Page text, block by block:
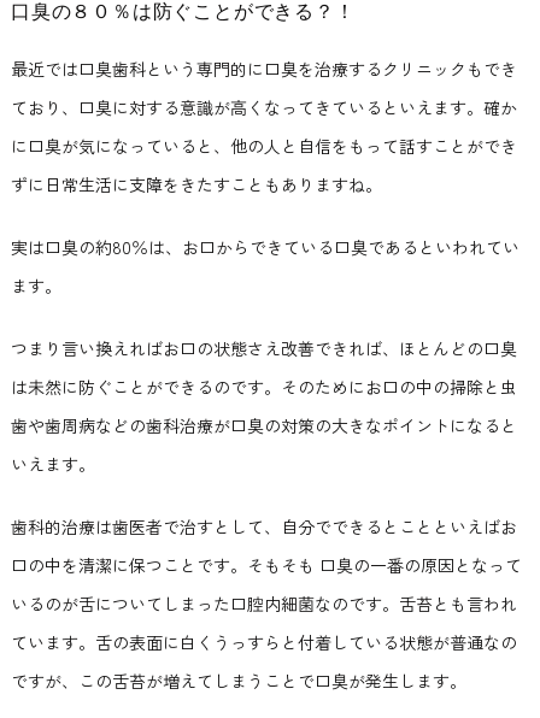
口臭の８０％は防ぐことができる？！
最近では口臭歯科という専門的に口臭を治療するクリニックもでき
ており、口臭に対する意識が高くなってきているといえます。確か
に口臭が気になっていると、他の人と自信をもって話すことができ
ずに日常生活に支障をきたすこともありますね。
実は口臭の約80％は、お口からできている口臭であるといわれてい
ます。
つまり言い換えればお口の状態さえ改善できれば、ほとんどの口臭
は未然に防ぐことができるのです。そのためにお口の中の掃除と虫
歯や歯周病などの歯科治療が口臭の対策の大きなポイントになると
いえます。
歯科的治療は歯医者で治すとして、自分でできるとことといえばお
口の中を清潔に保つことです。そもそも 口臭の一番の原因となって
いるのが舌についてしまった口腔内細菌なのです。舌苔とも言われ
ています。舌の表面に白くうっすらと付着している状態が普通なの
ですが、この舌苔が増えてしまうことで口臭が発生します。